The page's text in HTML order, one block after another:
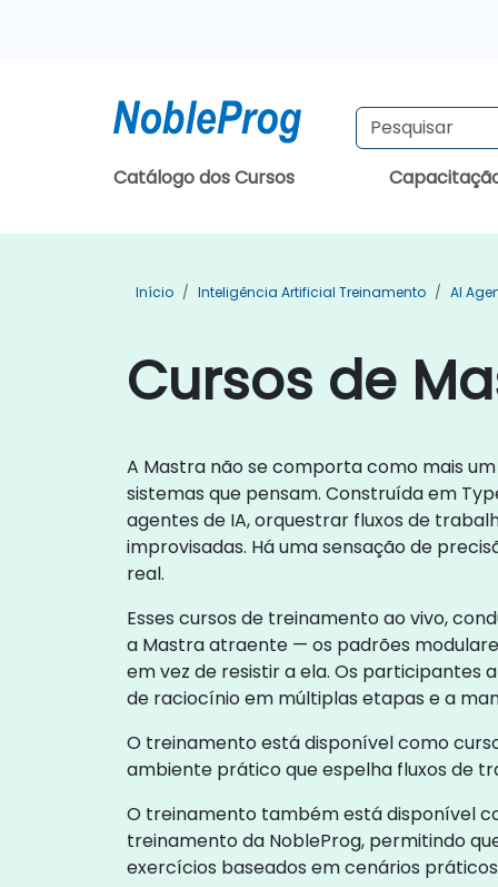
Catálogo dos Cursos
Início Inteligência Artificial Treinamento AI
Cursos de
A Mastra não se comporta como mais
sistemas que pensam. Construída em
agentes de IA, orquestrar fluxos de
improvisadas. Há uma sensação de
real.
Esses cursos de treinamento ao vivo,
a Mastra atraente — os padrões
em vez de resistir a ela. Os
de raciocínio em múltiplas etapas e a
O treinamento está disponível como
ambiente prático que espelha fluxos de
O treinamento também está disponível
treinamento da NobleProg, permitindo
exercícios baseados em cenários